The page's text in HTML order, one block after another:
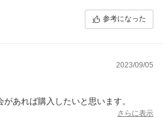
参考になった
2023/09/05
あれば購入したいと思います。
さらに表示